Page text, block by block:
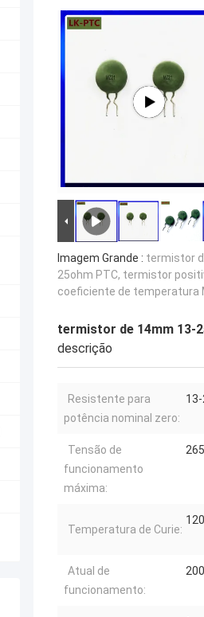
Imagem Grande : termistor
25ohm PTC, termistor
coeficiente de temperatura
termistor de 14mm 13-
descrição
Resistente para
potência nominal zero:
Tensão de
funcionamento
máxima:
Temperatura de Curie:
Atual de
funcionamento: